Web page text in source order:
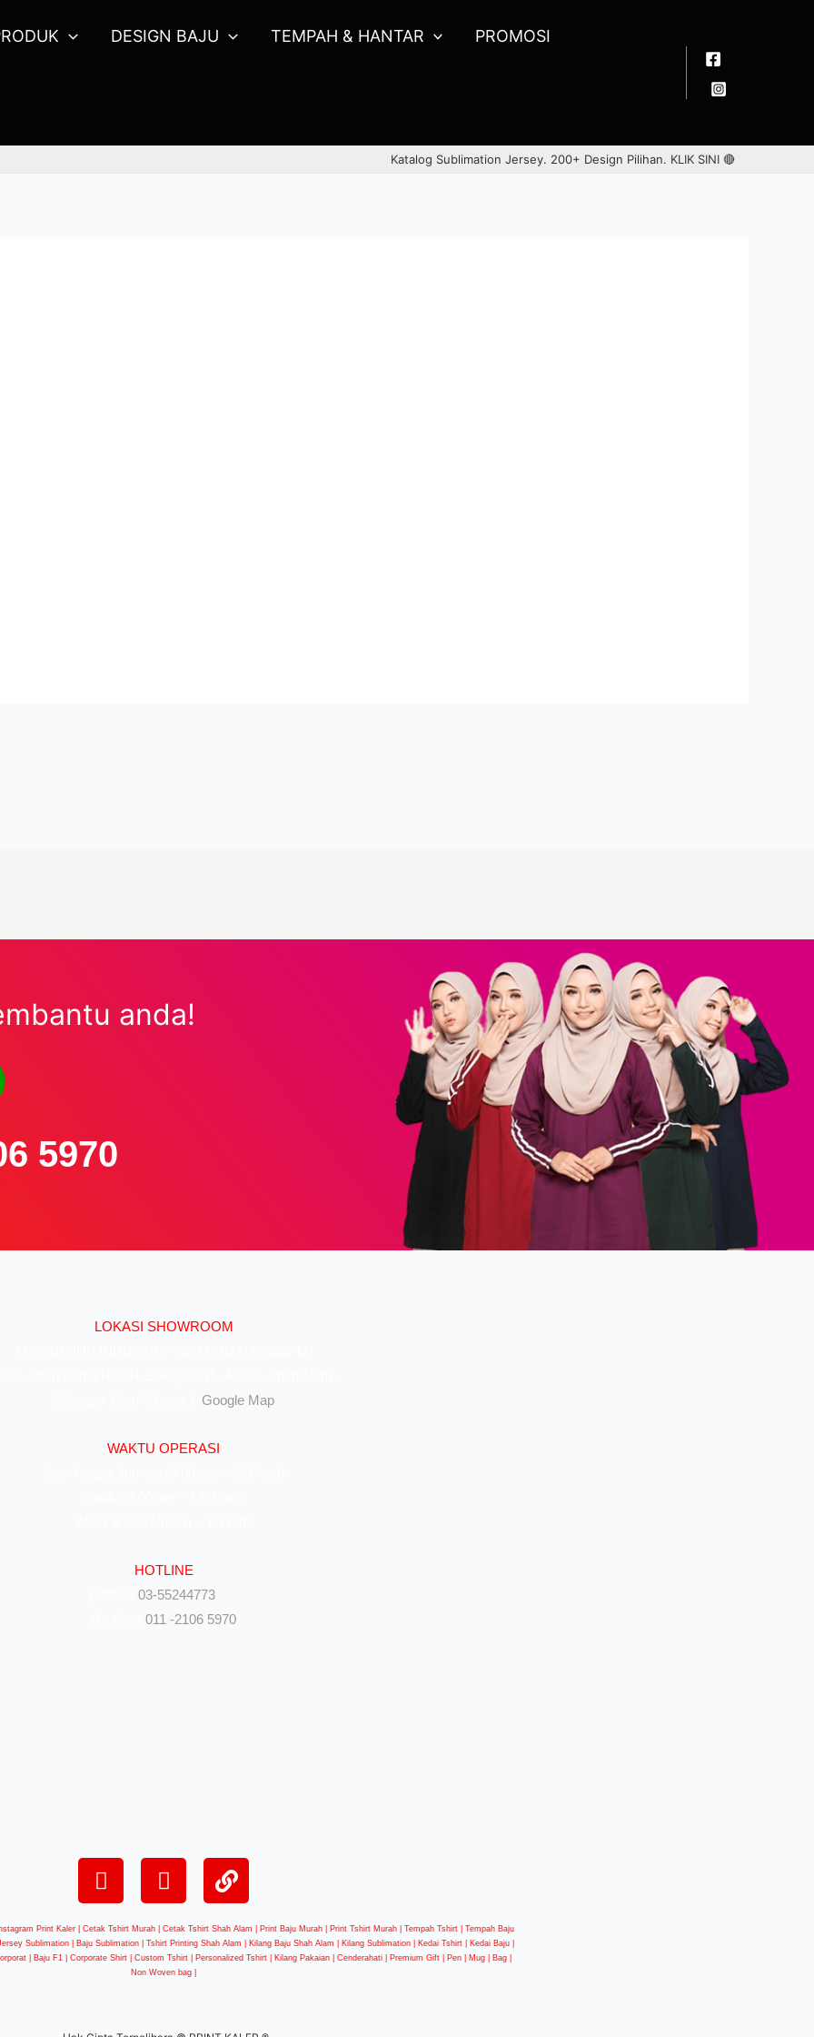
DESIGN BAJU TEMPAH & HANTAR PROMOSI
Katalog Sublimation Jersey. 200+ Design Pilihan. KLIK SINI 🔴
anda!
5970
LOKASI SHOWROOM
Google Map
WAKTU OPERASI
HOTLINE
(Office)03-55244773
011 -2106 5970
Print Kaler | Cetak Tshirt Murah | Cetak Tshirt Shah Alam | Print Baju Murah | Print Tshirt Murah | Tempah Tshirt | Tempah Baju
Sublimation | Baju Sublimation | Tshirt Printing Shah Alam | Kilang Baju Shah Alam | Kilang Sublimation | Kedai Tshirt | Kedai Baju |
| Baju F1 | Corporate Shirt | Custom Tshirt | Personalized Tshirt | Kilang Pakaian | Cenderahati | Premium Gift | Pen | Mug | Bag |
Non Woven bag |